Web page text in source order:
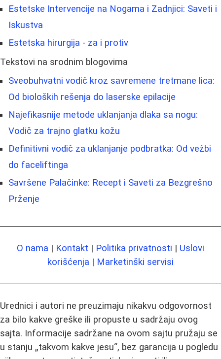
Estetske Intervencije na Nogama i Zadnjici: Saveti i
Iskustva
Estetska hirurgija - za i protiv
Tekstovi na srodnim blogovima
Sveobuhvatni vodič kroz savremene tretmane lica:
Od bioloških rešenja do laserske epilacije
Najefikasnije metode uklanjanja dlaka sa nogu:
Vodič za trajno glatku kožu
Definitivni vodič za uklanjanje podbratka: Od vežbi
do faceliftinga
Savršene Palačinke: Recept i Saveti za Bezgrešno
Prženje
O nama | Kontakt | Politika privatnosti | Uslovi
korišćenja | Marketinški servisi
Urednici i autori ne preuzimaju nikakvu odgovornost
za bilo kakve greške ili propuste u sadržaju ovog
sajta. Informacije sadržane na ovom sajtu pružaju se
u stanju „takvom kakve jesu“, bez garancija u pogledu